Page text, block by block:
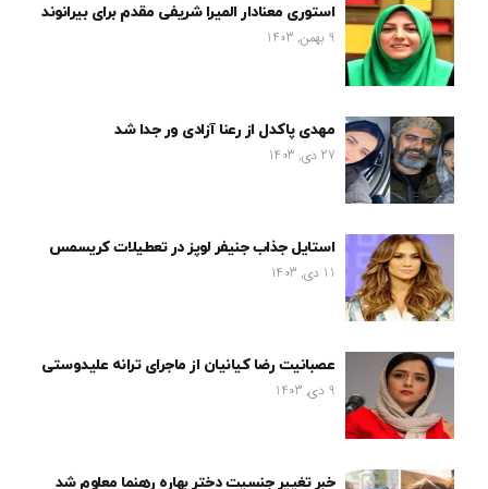
استوری معنادار المیرا شریفی مقدم برای بیرانوند
9 بهمن, 1403
مهدی پاکدل از رعنا آزادی ور جدا شد
27 دی, 1403
استایل جذاب جنیفر لوپز در تعطیلات کریسمس
11 دی, 1403
عصبانیت رضا کیانیان از ماجرای ترانه علیدوستی
9 دی, 1403
خبر تغییر جنسیت دختر بهاره رهنما معلوم شد